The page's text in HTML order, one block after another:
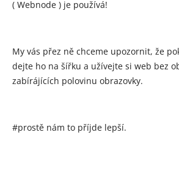
Share
( Webnode ) je používá!
My vás přez ně chceme upozornit, že
dejte ho na šířku a užívejte si web bez
zabírájících polovinu obrazovky.
#prostě nám to příjde lepší.